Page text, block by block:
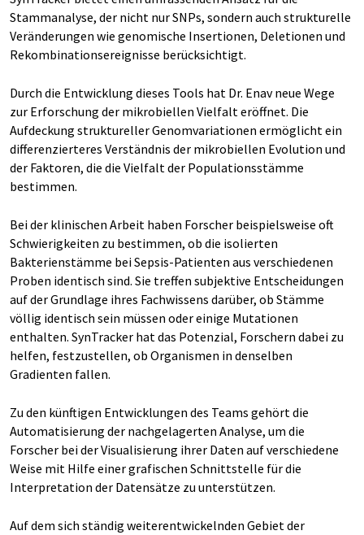
Stammanalyse, der nicht nur SNPs, sondern auch strukturelle
Veränderungen wie genomische Insertionen, Deletionen und
Rekombinationsereignisse berücksichtigt.
Durch die Entwicklung dieses Tools hat Dr. Enav neue Wege
zur Erforschung der mikrobiellen Vielfalt eröffnet. Die
Aufdeckung struktureller Genomvariationen ermöglicht ein
differenzierteres Verständnis der mikrobiellen Evolution und
der Faktoren, die die Vielfalt der Populationsstämme
bestimmen.
Bei der klinischen Arbeit haben Forscher beispielsweise oft
Schwierigkeiten zu bestimmen, ob die isolierten
Bakterienstämme bei Sepsis-Patienten aus verschiedenen
Proben identisch sind. Sie treffen subjektive Entscheidungen
auf der Grundlage ihres Fachwissens darüber, ob Stämme
völlig identisch sein müssen oder einige Mutationen
enthalten. SynTracker hat das Potenzial, Forschern dabei zu
helfen, festzustellen, ob Organismen in denselben
Gradienten fallen.
Zu den künftigen Entwicklungen des Teams gehört die
Automatisierung der nachgelagerten Analyse, um die
Forscher bei der Visualisierung ihrer Daten auf verschiedene
Weise mit Hilfe einer grafischen Schnittstelle für die
Interpretation der Datensätze zu unterstützen.
Auf dem sich ständig weiterentwickelnden Gebiet der